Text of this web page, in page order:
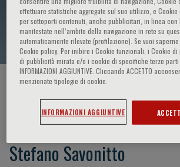
Stefano Savonitto
HOME PAGE / CORSI ED EVENTI
Stefano Savonitto
effettuare statistiche aggregate sul suo utilizzo, e
per sottoporti contenuti, anche pubblicitari, in linea con
manifestate nell‘ambito della navigazione in rete su
automaticamente rilevate (profilazione). Se vuoi
Cookie policy. Per inibire i Cookie funzionali, i Cookie di
di pubblicità mirata e/o i cookie di specifiche terze
INFORMAZIONI AGGIUNTIVE. Cliccando ACCETTO
menzionate tipologie di cookie.
INFORMAZIONI AGGIUNTIVE